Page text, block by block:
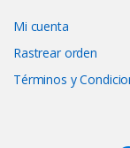
Mi cuenta
Rastrear orden
Términos y